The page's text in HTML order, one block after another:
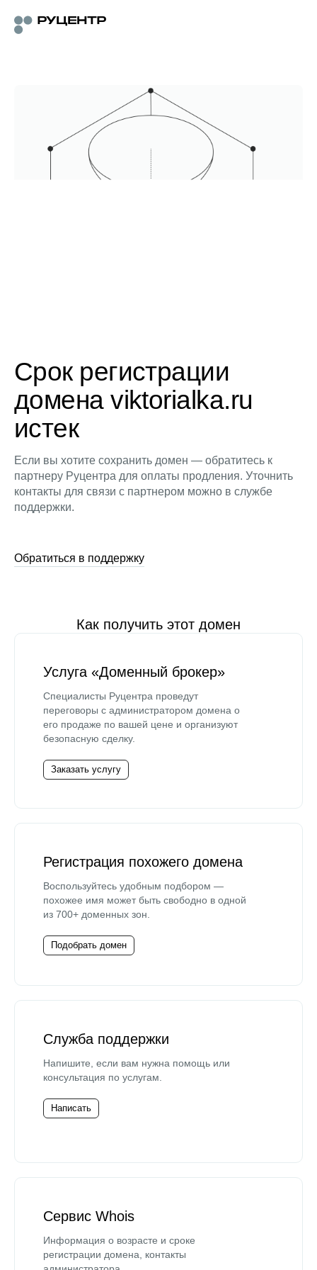
Срок регистрации
домена viktorialka.ru
истек
Если вы хотите сохранить домен — обратитесь к
партнеру Руцентра для оплаты продления. Уточнить
контакты для связи с партнером можно в службе
поддержки.
Обратиться в поддержку
Как получить этот домен
Услуга «Доменный брокер»
Специалисты Руцентра проведут
переговоры с администратором домена о
его продаже по вашей цене и организуют
безопасную сделку.
Заказать услугу
Регистрация похожего домена
Воспользуйтесь удобным подбором —
похожее имя может быть свободно в одной
из 700+ доменных зон.
Подобрать домен
Служба поддержки
Напишите, если вам нужна помощь или
консультация по услугам.
Написать
Сервис Whois
Информация о возрасте и сроке
регистрации домена, контакты